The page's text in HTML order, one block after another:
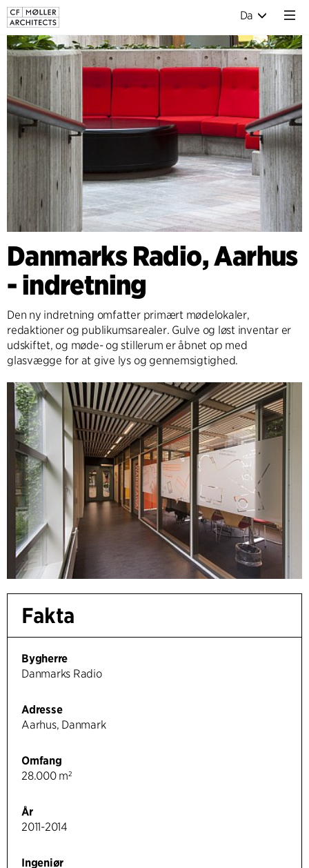
Da
Danmarks Radio, Aarhus
- indretning
Den ny indretning omfatter primært mødelokaler,
redaktioner og publikumsarealer. Gulve og løst inventar er
udskiftet, og møde- og stillerum er åbnet op med
glasvægge for at give lys og gennemsigtighed.
Fakta
Bygherre
Danmarks Radio
Adresse
Aarhus, Danmark
Omfang
28.000 m²
År
2011-2014
Ingeniør